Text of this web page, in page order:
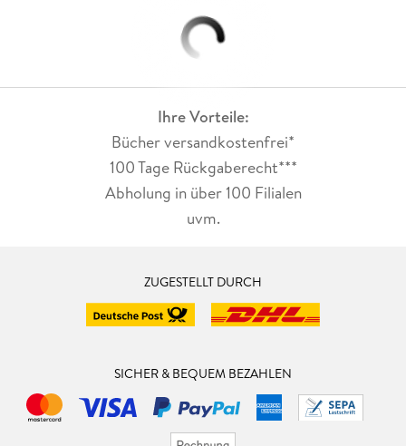
Ihre Vorteile:
Bücher versandkostenfrei*
100 Tage Rückgaberecht***
Abholung in über 100 Filialen
uvm.
ZUGESTELLT DURCH
SICHER & BEQUEM BEZAHLEN